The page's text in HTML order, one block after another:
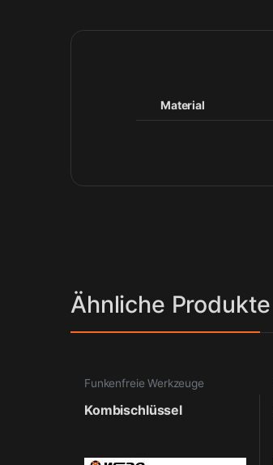
Material
Ähnliche Produkte
Funkenfreie Werkzeuge
Kombischlüssel